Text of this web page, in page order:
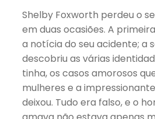
Shelby Foxworth perdeu o
em duas ocasiões. A
a notícia do seu acidente; a
descobriu as várias
tinha, os casos amorosos
mulheres e a
deixou. Tudo era falso, e o